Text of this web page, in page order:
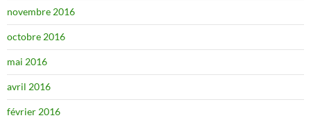
novembre 2016
octobre 2016
mai 2016
avril 2016
février 2016